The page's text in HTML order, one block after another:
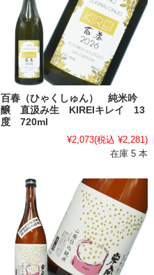
百春（ひゃくしゅん） 純米吟
醸 直汲み生 KIREIキレイ 13
度 720ml
¥2,073(税込 ¥2,281)
在庫 5 本